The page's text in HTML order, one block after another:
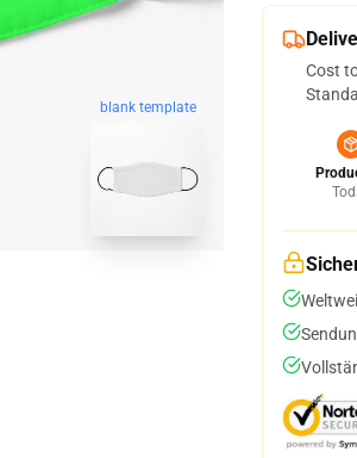
blank template
Cost